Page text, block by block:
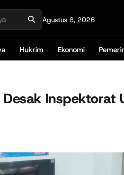
Agustus 8, 2026
Hukrim Ekonomi
Inspektorat